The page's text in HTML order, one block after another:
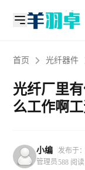
首页 光纤器件
光纤厂里
么工作啊
小编
管理员
发布于
588 阅